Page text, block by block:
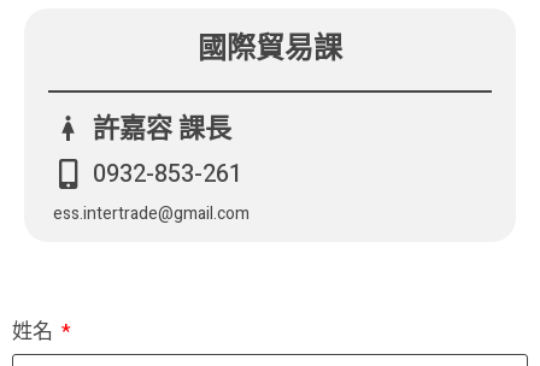
國際貿易課
許嘉容 課長
0932-853-261
ess.intertrade@gmail.com
姓名